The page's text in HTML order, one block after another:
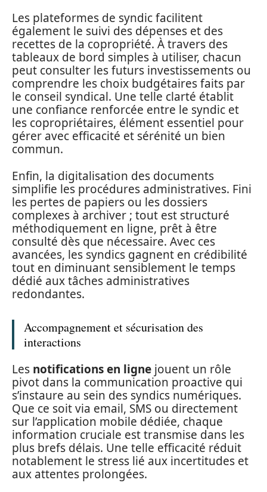
Les plateformes de syndic facilitent
également le suivi des dépenses et des
recettes de la copropriété. À travers des
tableaux de bord simples à utiliser, chacun
peut consulter les futurs investissements ou
comprendre les choix budgétaires faits par
le conseil syndical. Une telle clarté établit
une confiance renforcée entre le syndic et
les copropriétaires, élément essentiel pour
gérer avec efficacité et sérénité un bien
commun.
Enfin, la digitalisation des documents
simplifie les procédures administratives. Fini
les pertes de papiers ou les dossiers
complexes à archiver ; tout est structuré
méthodiquement en ligne, prêt à être
consulté dès que nécessaire. Avec ces
avancées, les syndics gagnent en crédibilité
tout en diminuant sensiblement le temps
dédié aux tâches administratives
redondantes.
Accompagnement et sécurisation des
interactions
Les notifications en ligne jouent un rôle
pivot dans la communication proactive qui
s’instaure au sein des syndics numériques.
Que ce soit via email, SMS ou directement
sur l’application mobile dédiée, chaque
information cruciale est transmise dans les
plus brefs délais. Une telle efficacité réduit
notablement le stress lié aux incertitudes et
aux attentes prolongées.